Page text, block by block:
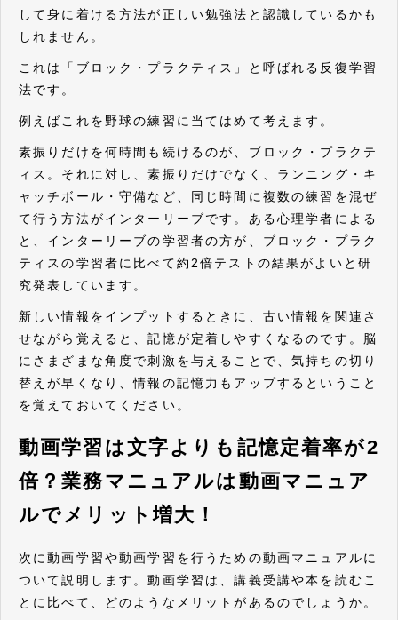
して身に着ける方法が正しい勉強法と認識しているかも
しれません。
これは「ブロック・プラクティス」と呼ばれる反復学習
法です。
例えばこれを野球の練習に当てはめて考えます。
素振りだけを何時間も続けるのが、ブロック・プラクテ
ィス。それに対し、素振りだけでなく、ランニング・キ
ャッチボール・守備など、同じ時間に複数の練習を混ぜ
て行う方法がインターリーブです。ある心理学者による
と、インターリーブの学習者の方が、ブロック・プラク
ティスの学習者に比べて約2倍テストの結果がよいと研
究発表しています。
新しい情報をインプットするときに、古い情報を関連さ
せながら覚えると、記憶が定着しやすくなるのです。脳
にさまざまな角度で刺激を与えることで、気持ちの切り
替えが早くなり、情報の記憶力もアップするということ
を覚えておいてください。
動画学習は文字よりも記憶定着率が2
倍？業務マニュアルは動画マニュア
ルでメリット増大！
次に動画学習や動画学習を行うための動画マニュアルに
ついて説明します。動画学習は、講義受講や本を読むこ
とに比べて、どのようなメリットがあるのでしょうか。